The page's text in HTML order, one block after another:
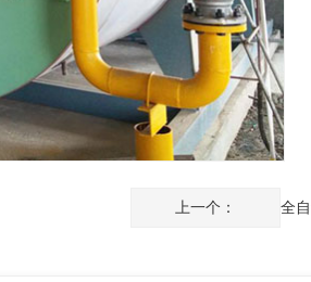
上一个： 全